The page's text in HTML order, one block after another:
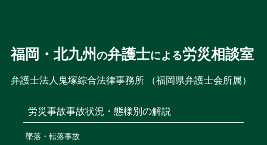
福岡・北九州 の弁護士による労災相談室
弁護士法人鬼塚綜合法律事務所 （福岡県弁護士会所属）
労災事故事故状況・態様別の解説
墜落・転落事故